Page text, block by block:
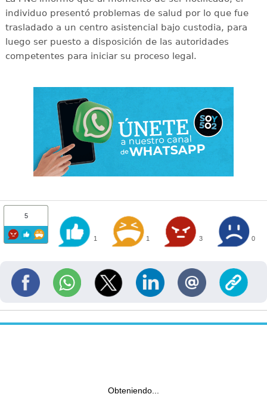
individuo presentó problemas de salud por lo que fue
trasladado a un centro asistencial bajo custodia, para
luego ser puesto a disposición de las autoridades
competentes para iniciar su proceso legal.
5
1 1 3 0
Obteniendo...